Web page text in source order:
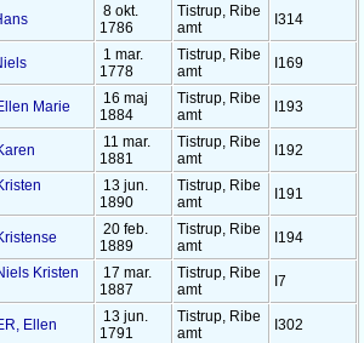
8 okt.
1786
Tistrup, Ribe
amt
I314
1 mar.
1778
Tistrup, Ribe
amt
I169
Marie
16 maj
1884
Tistrup, Ribe
amt
I193
11 mar.
1881
Tistrup, Ribe
amt
I192
13 jun.
1890
Tistrup, Ribe
amt
I191
20 feb.
1889
Tistrup, Ribe
amt
I194
Kristen
17 mar.
1887
Tistrup, Ribe
amt
I7
Ellen
13 jun.
1791
Tistrup, Ribe
amt
I302